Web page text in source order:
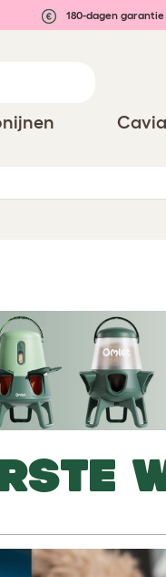
180-dagen garantie